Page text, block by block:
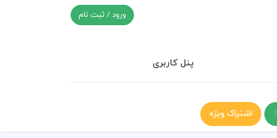
ورود / ثبت نام
پنل کاربری
اشتراک ویژه